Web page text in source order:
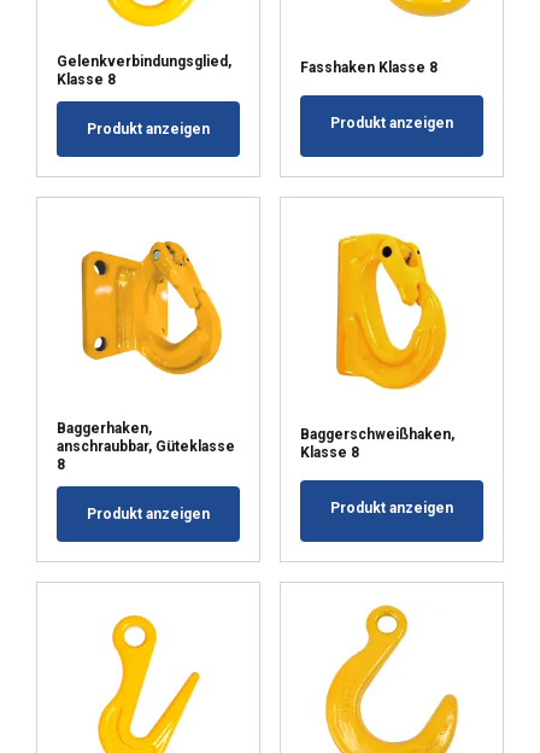
Gelenkverbindungsglied,
Klasse 8
Produkt anzeigen
Fasshaken Klasse 8
Produkt anzeigen
Baggerhaken,
anschraubbar, Güteklasse
8
Produkt anzeigen
Baggerschweißhaken,
Klasse 8
Produkt anzeigen
ODRZUĆ WSZYSTKIE